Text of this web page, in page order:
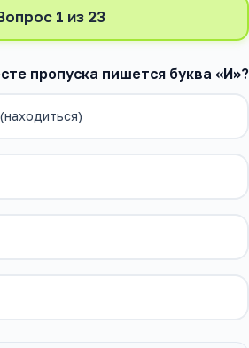
1 из 23
пропуска пишется буква «И»?